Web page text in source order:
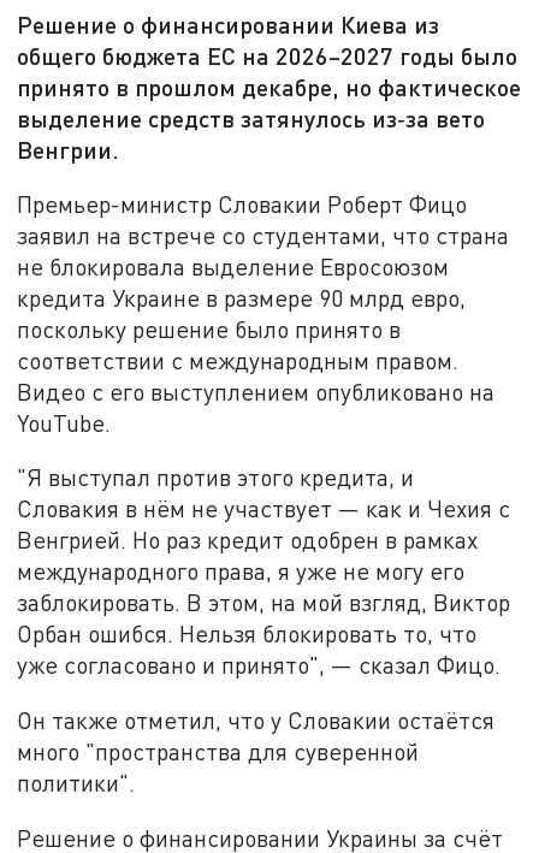
Решение о финансировании Киева из
общего бюджета ЕС на 2026–2027 годы было
принято в прошлом декабре, но фактическое
выделение средств затянулось из‑за вето
Венгрии.
Премьер-министр Словакии Роберт Фицо
заявил на встрече со студентами, что страна
не блокировала выделение Евросоюзом
кредита Украине в размере 90 млрд евро,
поскольку решение было принято в
соответствии с международным правом.
Видео с его выступлением опубликовано на
YouTube.
"Я выступал против этого кредита, и
Словакия в нём не участвует — как и Чехия с
Венгрией. Но раз кредит одобрен в рамках
международного права, я уже не могу его
заблокировать. В этом, на мой взгляд, Виктор
Орбан ошибся. Нельзя блокировать то, что
уже согласовано и принято", — сказал Фицо.
Он также отметил, что у Словакии остаётся
много "пространства для суверенной
политики".
Решение о финансировании Украины за счёт